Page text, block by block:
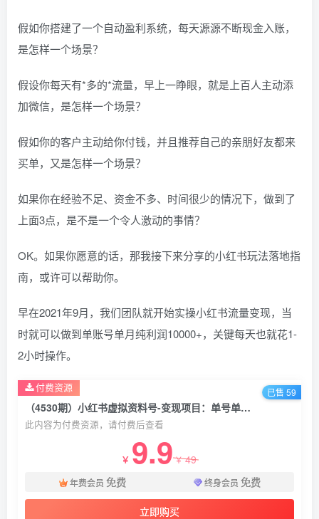
假如你搭建了一个自动盈利系统，每天源源不断现金入账，
是怎样一个场景？
假设你每天有*多的*流量，早上一睁眼，就是上百人主动添
加微信，是怎样一个场景？
假如你的客户主动给你付钱，并且推荐自己的亲朋好友都来
买单，又是怎样一个场景？
如果你在经验不足、资金不多、时间很少的情况下，做到了
上面3点，是不是一个令人激动的事情？
OK。如果你愿意的话，那我接下来分享的小红书玩法落地指
南，或许可以帮助你。
早在2021年9月，我们团队就开始实操小红书流量变现，当
时就可以做到单账号单月纯利润10000+，关键每天也就花1-
2小时操作。
（4530期）小红书虚拟资料号-变现项目：单号单月纯利润1-5w+实操玩法分享
此内容为付费资源，请付费后查看
￥ 9.9￥49
年费会员 免费 终身会员 免费
立即购买
付费资源 已售 59